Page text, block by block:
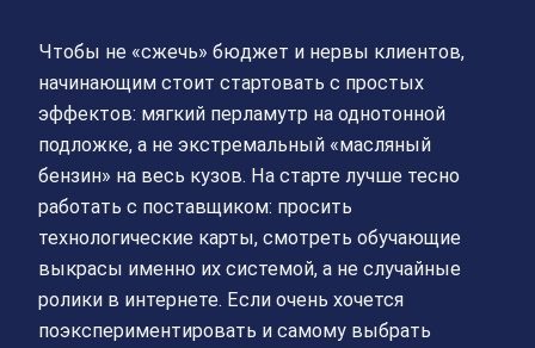
Чтобы не «сжечь» бюджет и нервы клиентов,
начинающим стоит стартовать с простых
эффектов: мягкий перламутр на однотонной
подложке, а не экстремальный «масляный
бензин» на весь кузов. На старте лучше тесно
работать с поставщиком: просить
технологические карты, смотреть обучающие
выкрасы именно их системой, а не случайные
ролики в интернете. Если очень хочется
поэкспериментировать и самому выбрать